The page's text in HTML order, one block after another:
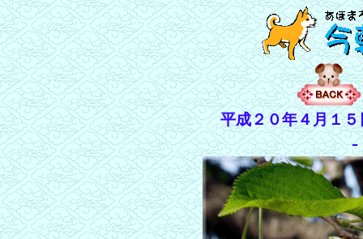
平成２０年４月１５